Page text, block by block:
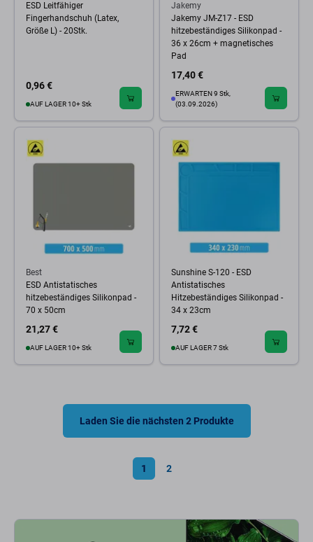
ESD Leitfähiger
Fingerhandschuh (Latex,
Größe L) - 20Stk.
0,96 €
AUF LAGER 10+ Stk
Jakemy
Jakemy JM-Z17 - ESD
hitzebeständiges Silikonpad -
36 x 26cm + magnetisches
Pad
17,40 €
ERWARTEN 9 Stk,
(03.09.2026)
Best
ESD Antistatisches
hitzebeständiges Silikonpad -
70 x 50cm
21,27 €
AUF LAGER 10+ Stk
Sunshine S-120 - ESD
Antistatisches
Hitzebeständiges Silikonpad -
34 x 23cm
7,72 €
AUF LAGER 7 Stk
Laden Sie die nächsten 2 Produkte
1 2